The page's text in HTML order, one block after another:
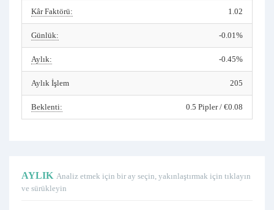
Kâr Faktörü: 1.02
Günlük: -0.01%
Aylık: -0.45%
Aylık İşlem 205
Beklenti: 0.5 Pipler / €0.08
AYLIK Analiz etmek için bir ay seçin, yakınlaştırmak için tıklayın
ve sürükleyin